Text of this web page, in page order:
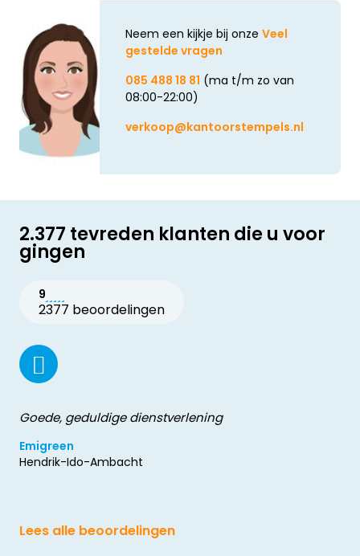
Neem een kijkje bij onze Veel
gestelde vragen
085 488 18 81 (ma t/m zo van
08:00-22:00)
verkoop@kantoorstempels.nl
2.377 tevreden klanten die u voor
gingen
9
2377 beoordelingen
Goede, geduldige dienstverlening
Emigreen
Hendrik-Ido-Ambacht
Lees alle beoordelingen